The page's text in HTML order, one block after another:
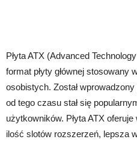
Płyta ATX (Advanced
format płyty głównej stosowany
osobistych. Został
od tego czasu stał się
użytkowników. Płyta ATX
ilość slotów rozszerzeń, lepsza